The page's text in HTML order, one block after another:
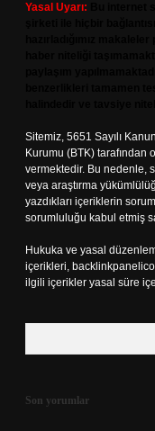
Yasal Uyarı:
Sitemiz, 5651 Sayılı
Kurumu (BTK) tarafından
vermektedir. Bu nedenle,
veya araştırma
yazdıkları içeriklerin
sorumluluğu kabul etmiş
Hukuka ve yasal
içerikleri,
ilgili içerikler yasal süre
Son yorumlar